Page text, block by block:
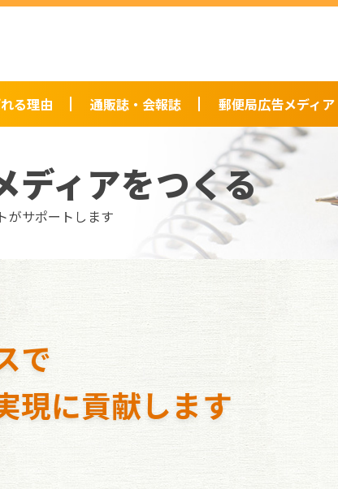
る理由 通販誌・会報誌 郵便局広告メディア
ディアをつくる
がサポートします
で
現に貢献します